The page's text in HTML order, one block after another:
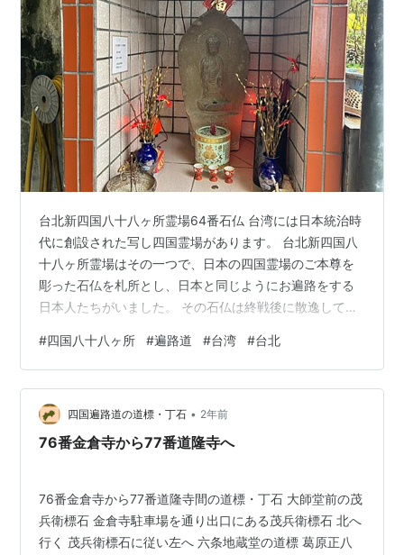
台北新四国八十八ヶ所霊場64番石仏 台湾には日本統治時
代に創設された写し四国霊場があります。 台北新四国八
十八ヶ所霊場はその一つで、日本の四国霊場のご本尊を
彫った石仏を札所とし、日本と同じようにお遍路をする
日本人たちがいました。 その石仏は終戦後に散逸してし
台北天后宮、臨済護国禅寺、正願禅寺、そして北投にあ
る石仏の探索を終えた私は、次は陽明山に散在する石仏
を訪ねて歩きました。 陽明山で確認できた石仏 今回の探
索で51番、64番、48番、55番、45番、56番、70番の石
仏を確認できました。 台北新四国八十八ヶ所霊場70番石
#四国八十八ヶ所 #遍路道 #台湾 #台北
四国遍路道の道標・丁石 • 2年前
76番金倉寺から77番道隆寺へ
76番金倉寺から77番道隆寺間の道標・丁石 大師堂前の茂
兵衛標石 金倉寺駐車場を通り出口にある茂兵衛標石 北へ
行く 茂兵衛標石に従い左へ 六条地蔵堂の道標 葛原正八